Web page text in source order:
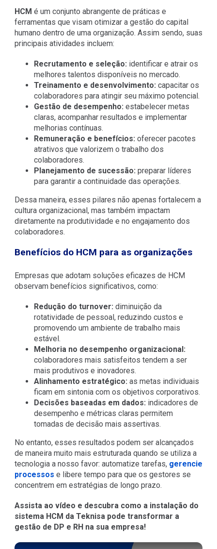
HCM é um conjunto abrangente de práticas e
ferramentas que visam otimizar a gestão do capital
humano dentro de uma organização. Assim sendo, suas
principais atividades incluem:
Recrutamento e seleção: identificar e atrair os
melhores talentos disponíveis no mercado.
Treinamento e desenvolvimento: capacitar os
colaboradores para atingir seu máximo potencial.
Gestão de desempenho: estabelecer metas
claras, acompanhar resultados e implementar
melhorias contínuas.
Remuneração e benefícios: oferecer pacotes
atrativos que valorizem o trabalho dos
colaboradores.
Planejamento de sucessão: preparar líderes
para garantir a continuidade das operações.
Dessa maneira, esses pilares não apenas fortalecem a
cultura organizacional, mas também impactam
diretamente na produtividade e no engajamento dos
colaboradores.
Benefícios do HCM para as organizações
Empresas que adotam soluções eficazes de HCM
observam benefícios significativos, como:
Redução do turnover: diminuição da
rotatividade de pessoal, reduzindo custos e
promovendo um ambiente de trabalho mais
estável.
Melhoria no desempenho organizacional:
colaboradores mais satisfeitos tendem a ser
mais produtivos e inovadores.
Alinhamento estratégico: as metas individuais
ficam em sintonia com os objetivos corporativos.
Decisões baseadas em dados: indicadores de
desempenho e métricas claras permitem
tomadas de decisão mais assertivas.
No entanto, esses resultados podem ser alcançados
de maneira muito mais estruturada quando se utiliza a
tecnologia a nosso favor: automatize tarefas, gerencie
processos e libere tempo para que os gestores se
concentrem em estratégias de longo prazo.
Assista ao vídeo e descubra como a instalação do
sistema HCM da Teknisa pode transformar a
gestão de DP e RH na sua empresa!